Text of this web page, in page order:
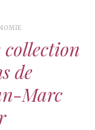
collection
de
Marc